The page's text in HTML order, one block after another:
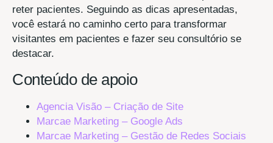
reter pacientes. Seguindo as dicas apresentadas,
você estará no caminho certo para transformar
visitantes em pacientes e fazer seu consultório se
destacar.
Conteúdo de apoio
Agencia Visão – Criação de Site
Marcae Marketing – Google Ads
Marcae Marketing – Gestão de Redes Sociais